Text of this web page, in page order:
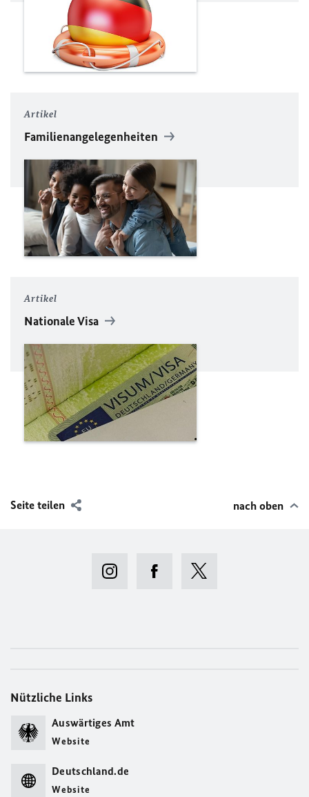
Artikel
Familienangelegenheiten
Artikel
Nationale Visa
Seite teilen nach oben
Nützliche Links
Auswärtiges Amt
Website
Deutschland.de
Website